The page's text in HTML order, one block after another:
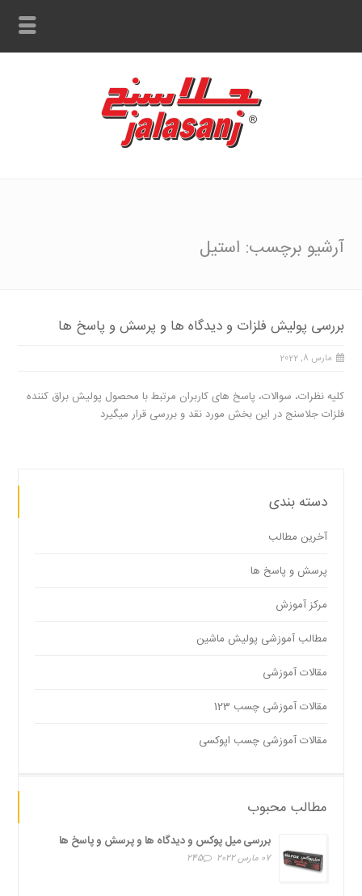
آرشیو برچسب: استیل
بررسی پولیش فلزات و دیدگاه ها و پرسش و پاسخ ها
مارس 8, 2022
کلیه نظرات، سوالات، پاسخ های کاربران مرتبط با محصول پولیش براق کننده
فلزات جلاسنج در این بخش مورد نقد و بررسی قرار میگیرد
دسته بندی
آخرین مطالب
پرسش و پاسخ ها
مرکز آموزش
مطالب آموزشی پولیش ماشین
مقالات آموزشی
مقالات آموزشی چسب 123
مقالات آموزشی چسب اپوکسی
مطالب محبوب
بررسی میل پوکس و دیدگاه ها و پرسش و پاسخ ها
07 مارس 2022 245